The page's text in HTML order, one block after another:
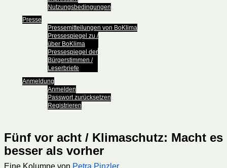
Nutzungsbedingungen
Presse
Pressemitteilungen von BoKlima
Pressespiegel zu /
über BoKlima
Pressespiegel der
Bürgerstimmen /
Leserbriefe
Anmeldung
Anmelden
Passwort zurücksetzen
Registrieren
Fünf vor acht / Klimaschutz: Macht es
besser als vorher
Eine Kolumne von Petra Pinzler